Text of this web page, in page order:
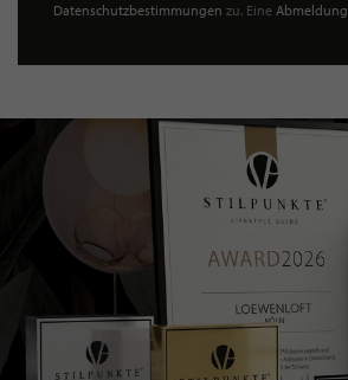
Datenschutzbestimmungen zu. Eine Abmeldung